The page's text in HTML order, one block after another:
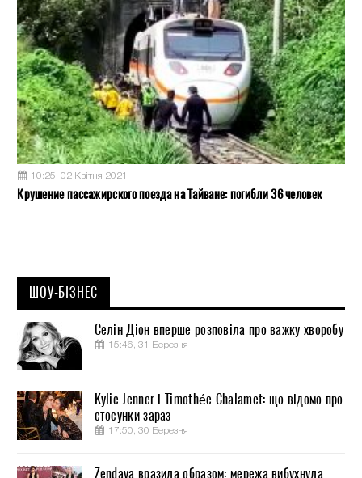
10:25, 02 Квітня 2021
Крушение пассажирского поезда на Тайване: погибли 36 человек
ШОУ-БІЗНЕС
Селін Діон вперше розповіла про важку хворобу
15:46, 31 Березня
Kylie Jenner і Timothée Chalamet: що відомо про
стосунки зараз
17:50, 30 Березня
Zendaya вразила образом: мережа вибухнула